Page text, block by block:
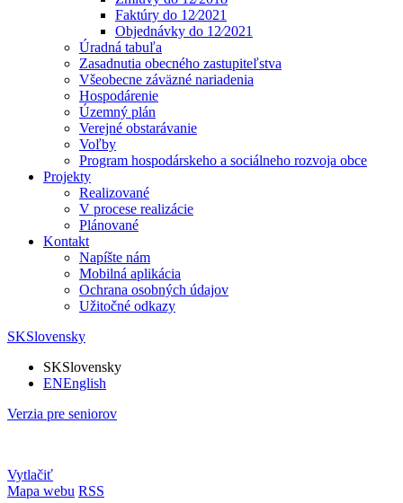
Faktúry do 12⁄2021
Objednávky do 12⁄2021
Úradná tabuľa
Zasadnutia obecného zastupiteľstva
Všeobecne záväzné nariadenia
Hospodárenie
Územný plán
Verejné obstarávanie
Voľby
Program hospodárskeho a sociálneho rozvoja obce
Projekty
Realizované
V procese realizácie
Plánované
Kontakt
Napíšte nám
Mobilná aplikácia
Ochrana osobných údajov
Užitočné odkazy
SKSlovensky
SKSlovensky
ENEnglish
Verzia pre seniorov
Vytlačiť
Mapa webu RSS